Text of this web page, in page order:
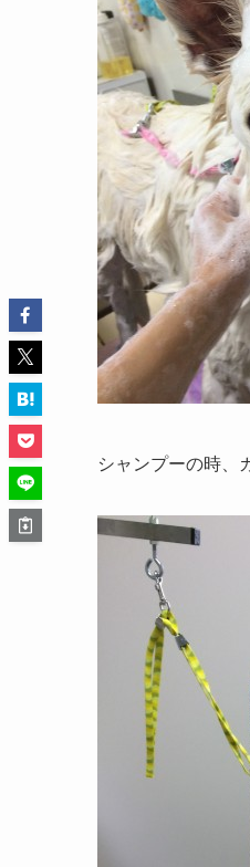
シャンプーの時、